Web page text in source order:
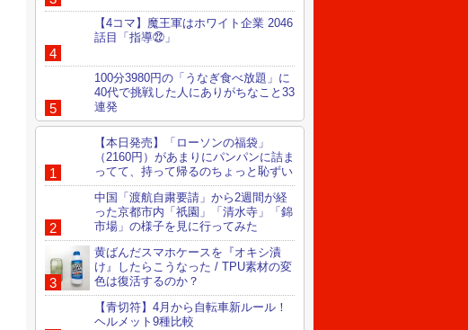
【4コマ】魔王軍はホワイト企業 2046
話目「指導㉒」
100分3980円の「うなぎ食べ放題」に
40代で挑戦した人にありがちなこと33
連発
【本日発売】「ローソンの福袋」
（2160円）があまりにパンパンに詰ま
ってて、持って帰るのちょっと恥ずい
中国「渡航自粛要請」から2週間が経
った京都市内「祇園」「清水寺」「錦
市場」の様子を見に行ってみた
黄ばんだスマホケースを『オキシ漬
け』したらこうなった / TPU素材の変
色は復活するのか？
【青切符】4月から自転車新ルール！
ヘルメット9種比較